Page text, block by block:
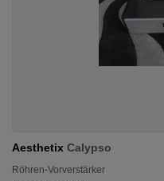
Aesthetix Calypso
Röhren-Vorverstärker